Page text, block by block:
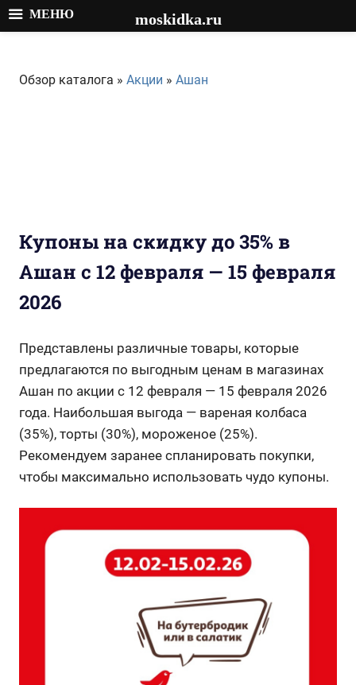
содержимому
Обзор каталога » Акции » Ашан
Купоны на скидку до 35% в
Ашан с 12 февраля — 15 февраля
2026
Представлены различные товары, которые
предлагаются по выгодным ценам в магазинах
Ашан по акции с 12 февраля — 15 февраля 2026
года. Наибольшая выгода — вареная колбаса
(35%), торты (30%), мороженое (25%).
Рекомендуем заранее спланировать покупки,
чтобы максимально использовать чудо купоны.
МЕНЮ moskidka.ru